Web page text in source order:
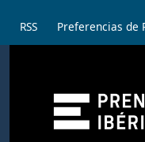
RSS Preferencias de